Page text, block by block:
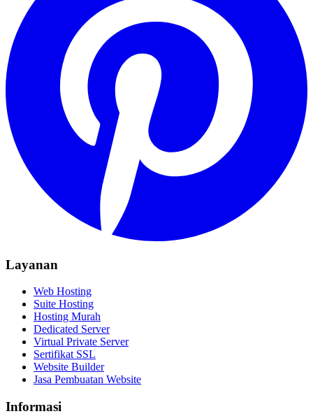
Layanan
Web Hosting
Suite Hosting
Hosting Murah
Dedicated Server
Virtual Private Server
Sertifikat SSL
Website Builder
Jasa Pembuatan Website
Informasi